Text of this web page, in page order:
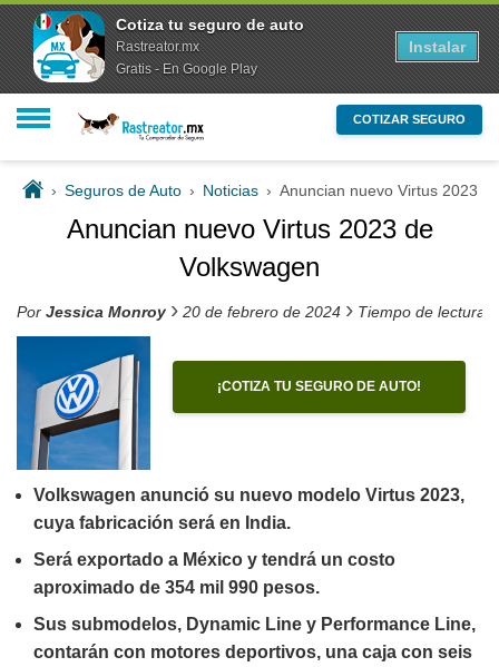
COTIZAR SEGURO
› Seguros de Auto › Noticias › Anuncian nuevo Virtus 2023
Anuncian nuevo Virtus 2023 de
Volkswagen
Por Jessica Monroy › 20 de febrero de 2024 › Tiempo de lectura
¡COTIZA TU SEGURO DE AUTO!
Volkswagen anunció su nuevo modelo Virtus 2023,
cuya fabricación será en India.
Será exportado a México y tendrá un costo
aproximado de 354 mil 990 pesos.
Sus submodelos, Dynamic Line y Performance Line,
contarán con motores deportivos, una caja con seis
Cotiza tu seguro de auto
Rastreator.mx
Gratis - En Google Play
Instalar